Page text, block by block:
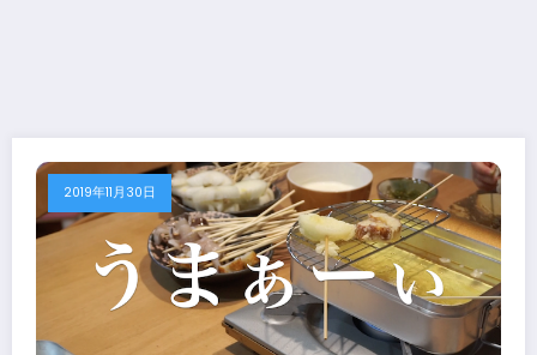
2019年11月30日